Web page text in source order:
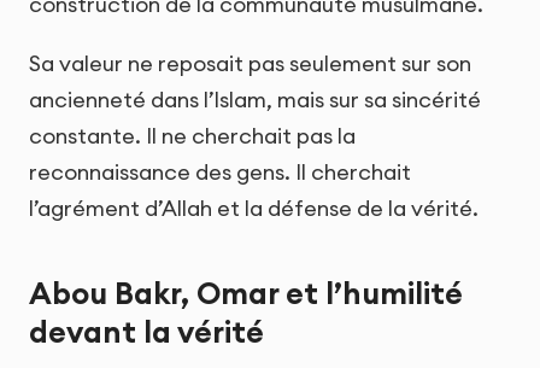
Sa valeur ne reposait pas seulement sur son
ancienneté dans l’Islam, mais sur sa sincérité
constante. Il ne cherchait pas la
reconnaissance des gens. Il cherchait
l’agrément d’Allah et la défense de la vérité.
Abou Bakr, Omar et l’humilité
devant la vérité